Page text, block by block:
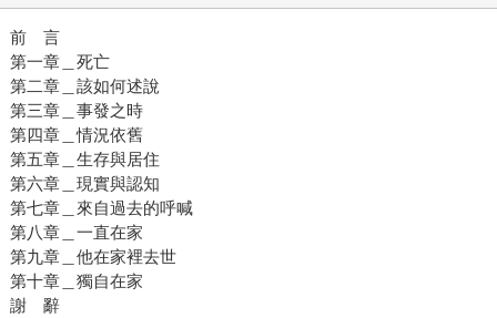
前 言
第一章＿死亡
第二章＿該如何述說
第三章＿事發之時
第四章＿情況依舊
第五章＿生存與居住
第六章＿現實與認知
第七章＿來自過去的呼喊
第八章＿一直在家
第九章＿他在家裡去世
第十章＿獨自在家
謝 辭